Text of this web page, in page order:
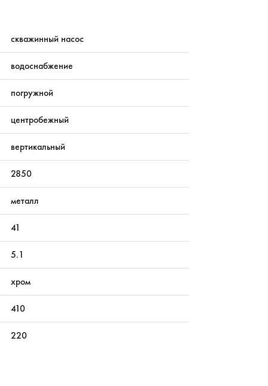
скважинный насос
водоснабжение
погружной
центробежный
вертикальный
2850
металл
41
5.1
хром
410
220